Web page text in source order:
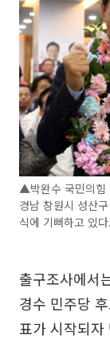
▲박완수 국민의힘
경남 창원시 성산
식에 기뻐하고 있
출구조사에서
경수 민주당
표가 시작되